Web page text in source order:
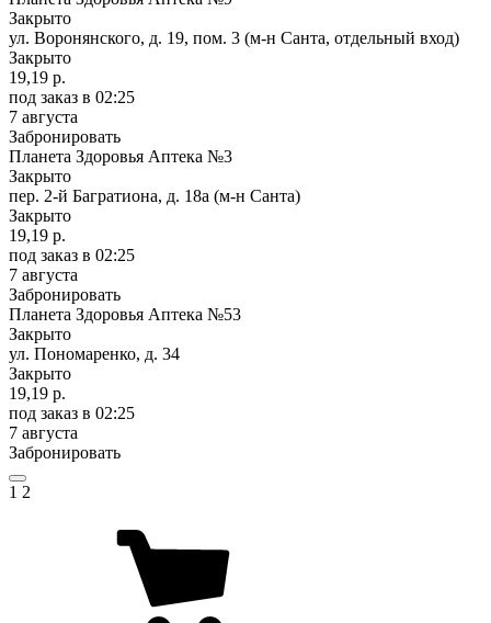
Закрыто
ул. Воронянского, д. 19, пом. 3 (м-н Санта, отдельный вход)
Закрыто
19,19 р.
под заказ в 02:25
7 августа
Забронировать
Планета Здоровья Аптека №3
Закрыто
пер. 2-й Багратиона, д. 18а (м-н Санта)
Закрыто
19,19 р.
под заказ в 02:25
7 августа
Забронировать
Планета Здоровья Аптека №53
Закрыто
ул. Пономаренко, д. 34
Закрыто
19,19 р.
под заказ в 02:25
7 августа
Забронировать
1 2